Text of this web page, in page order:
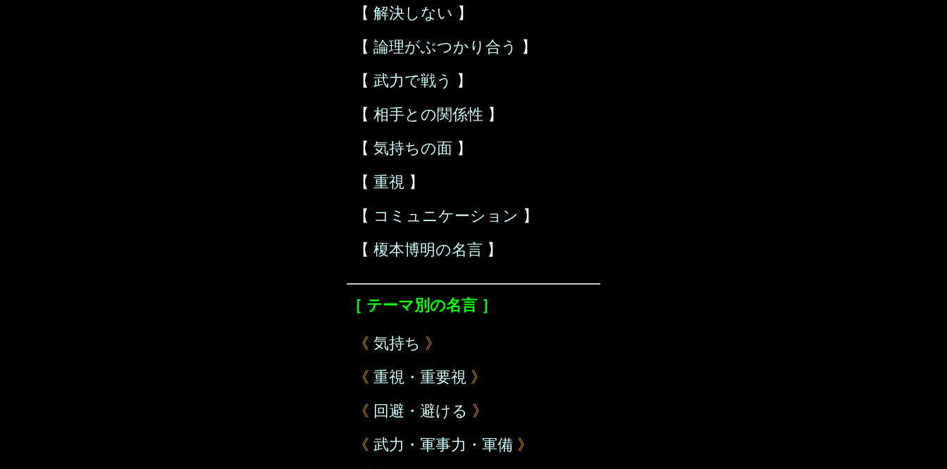
【 解決しない 】
【 論理がぶつかり合う 】
【 武力で戦う 】
【 相手との関係性 】
【 気持ちの面 】
【 重視 】
【 コミュニケーション 】
【 榎本博明の名言 】
［ テーマ別の名言 ］
《 気持ち 》
《 重視・重要視 》
《 回避・避ける 》
《 武力・軍事力・軍備 》